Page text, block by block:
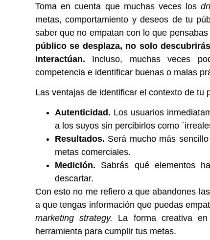
Toma en cuenta que muchas veces los
metas, comportamiento y deseos de tu
saber que no empatan con lo que pensabas
público se desplaza, no solo
interactúan. Incluso, muchas veces
competencia e identificar buenas o malas
Las ventajas de identificar el contexto de tu
Autenticidad. Los usuarios
a los suyos sin percibirlos como
Resultados. Será mucho más
metas comerciales.
Medición. Sabrás qué elementos
descartar.
Con esto no me refiero a que abandones
a que tengas información que puedas
marketing strategy. La forma creativa
herramienta para cumplir tus metas.